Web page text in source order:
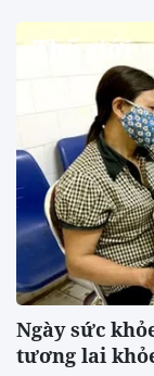
Thế giới
Ngày sức
tương lai